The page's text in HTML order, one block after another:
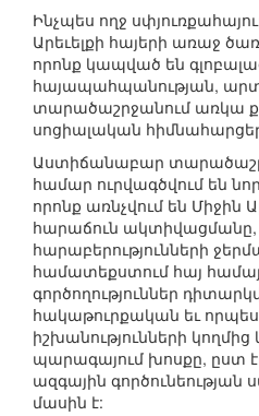
Ինչպես ողջ
Արեւելքի հայերի առաջ
որոնք կապված են
հայապահպանության,
տարածաշրջանում առկա
սոցիալական
Աստիճանաբար
համար ուրվագծվում են
որոնք առնչվում են Միջին
հարաճուն
հարաբերությունների
համատեքստում հայ
գործողություններ
հակաթուրքական եւ
իշխանությունների կողմից
պարագայում խոսքը, ըստ
ազգային
մասին է: